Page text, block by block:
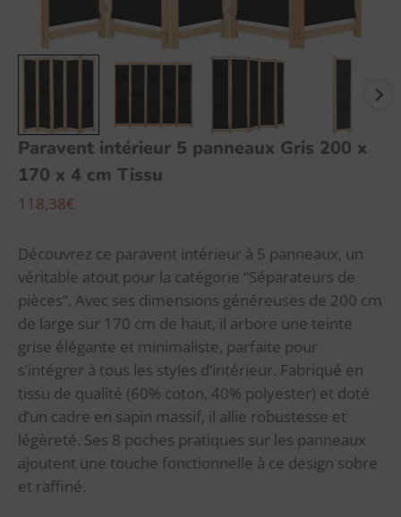
Paravent intérieur 5 panneaux Gris 200 x
170 x 4 cm Tissu
118,38€
Découvrez ce paravent intérieur à 5 panneaux, un
véritable atout pour la catégorie “Séparateurs de
pièces”. Avec ses dimensions généreuses de 200 cm
de large sur 170 cm de haut, il arbore une teinte
grise élégante et minimaliste, parfaite pour
s’intégrer à tous les styles d’intérieur. Fabriqué en
tissu de qualité (60% coton, 40% polyester) et doté
d’un cadre en sapin massif, il allie robustesse et
légèreté. Ses 8 poches pratiques sur les panneaux
ajoutent une touche fonctionnelle à ce design sobre
et raffiné.